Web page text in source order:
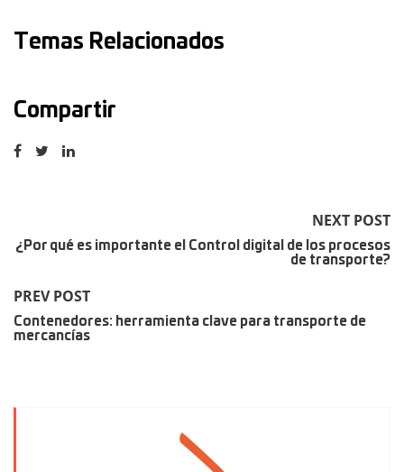
Temas Relacionados
Compartir
NEXT POST
¿Por qué es importante el Control digital de los procesos
de transporte?
PREV POST
Contenedores: herramienta clave para transporte de
mercancías